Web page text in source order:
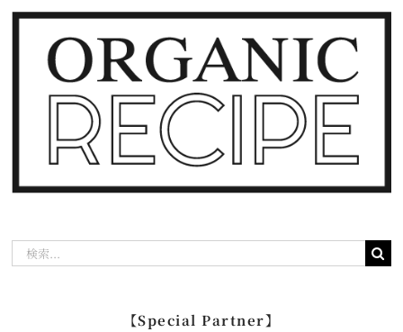
【Special Partner】